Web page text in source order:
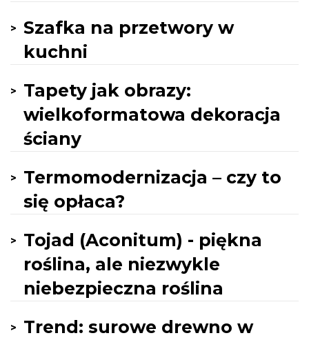
Szafka na przetwory w
kuchni
Tapety jak obrazy:
wielkoformatowa dekoracja
ściany
Termomodernizacja – czy to
się opłaca?
Tojad (Aconitum) - piękna
roślina, ale niezwykle
niebezpieczna roślina
Trend: surowe drewno w